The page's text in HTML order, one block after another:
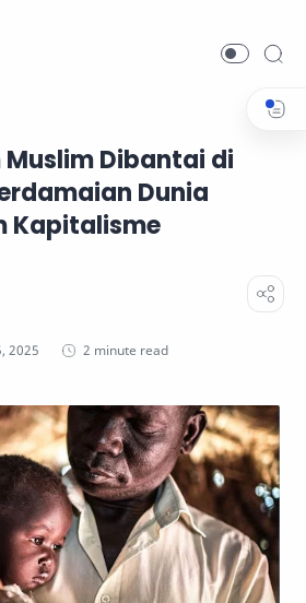
Muslim Dibantai di
Dunia
Kapitalisme
2 minute read